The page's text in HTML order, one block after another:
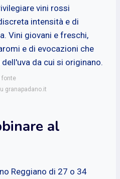
vini rossi
intensità e di
Vini giovani e freschi,
e di evocazioni che
da cui si originano.
fonte
granapadano.it
al
Reggiano di 27 o 34